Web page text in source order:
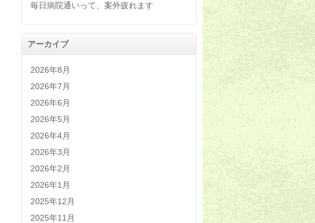
毎日病院通いって、案外疲れます
アーカイブ
2026年8月
2026年7月
2026年6月
2026年5月
2026年4月
2026年3月
2026年2月
2026年1月
2025年12月
2025年11月